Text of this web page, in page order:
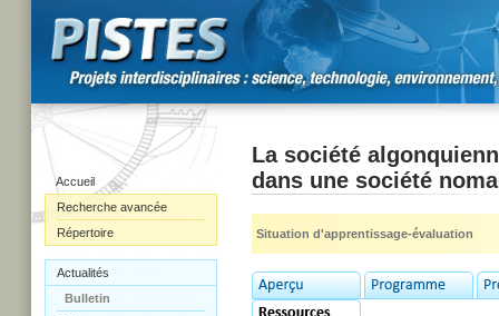
Accueil
Recherche avancée
Répertoire
Actualités
Bulletin
La société
dans une société
Situation d'apprentissage-évaluation